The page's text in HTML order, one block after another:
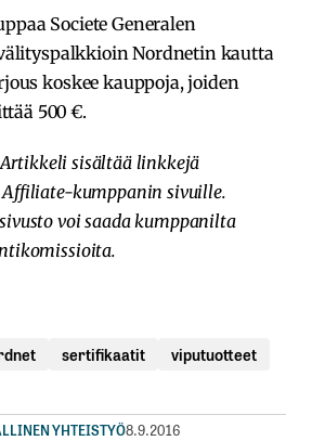
Societe Generalen
Nordnetin kautta
koskee kauppoja, joiden
500 €.
sisältää linkkejä
kumppanin sivuille.
voi saada kumppanilta
sertifikaatit viputuotteet
YHTEISTYÖ8.9.2016